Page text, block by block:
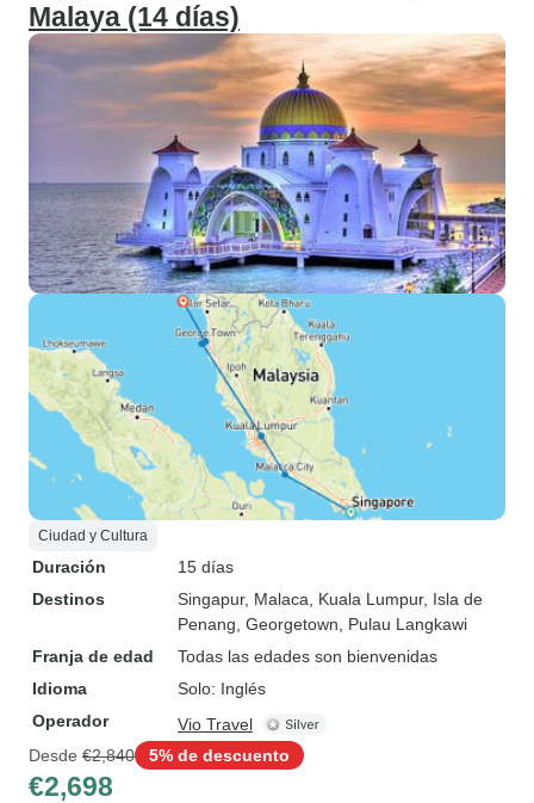
Malaya (14 días)
Ciudad y Cultura
Duración
15 días
Destinos
Singapur, Malaca , Kuala Lumpur, Isla de
Penang , Georgetown , Pulau Langkawi
Franja de edad
Todas las edades son bienvenidas
Idioma
Solo: Inglés
Operador
Vio Travel
Desde €2,840 5% de descuento
€2,698